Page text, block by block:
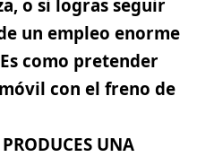
o si logras seguir
un empleo enorme
como pretender
con el freno de
UNA